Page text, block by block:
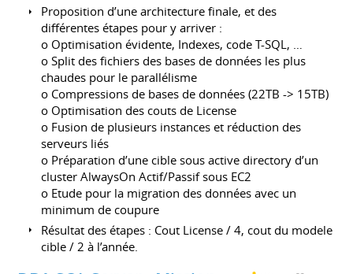
Proposition d’une architecture finale, et des
différentes étapes pour y arriver :
o Optimisation évidente, Indexes, code T-SQL, …
o Split des fichiers des bases de données les plus
chaudes pour le parallélisme
o Compressions de bases de données (22TB -> 15TB)
o Optimisation des couts de License
o Fusion de plusieurs instances et réduction des
serveurs liés
o Préparation d’une cible sous active directory d’un
cluster AlwaysOn Actif/Passif sous EC2
o Etude pour la migration des données avec un
minimum de coupure
Résultat des étapes : Cout License / 4, cout du modele
cible / 2 à l’année.